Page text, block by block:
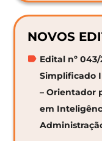
NOVOS
Edital nº
Simplificado
– Orientador
em